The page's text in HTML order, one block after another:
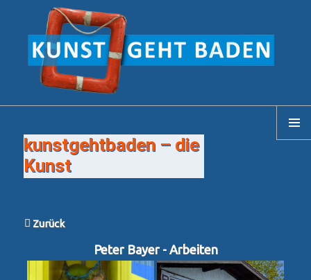
kunstgehtbaden – die
Kunst
Zurück
Peter Bayer - Arbeiten